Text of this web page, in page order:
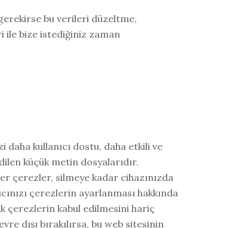
bu verileri düzeltme,
ile bize istediğiniz zaman
kullanıcı dostu, daha etkili ve
küçük metin dosyalarıdır.
çerezler, silmeye kadar cihazınızda
çerezlerin ayarlanması hakkında
çerezlerin kabul edilmesini hariç
dışı bırakılırsa, bu web sitesinin